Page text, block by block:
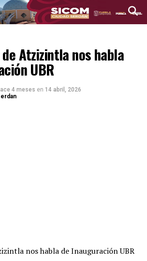
Atzizintla nos habla
UBR
4 meses en 14 abril, 2026
nos habla de Inauguración UBR